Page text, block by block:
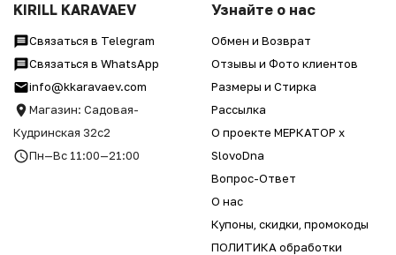
KIRILL KARAVAEV
Связаться в Telegram
Связаться в WhatsApp
info@kkaravaev.com
Магазин: Садовая-
Кудринская 32с2
Пн—Вс 11:00—21:00
Узнайте о нас
Обмен и Возврат
Отзывы и Фото клиентов
Размеры и Стирка
Рассылка
О проекте МЕРКАТОР x
SlovoDna
Вопрос-Ответ
О нас
Купоны, скидки, промокоды
ПОЛИТИКА обработки